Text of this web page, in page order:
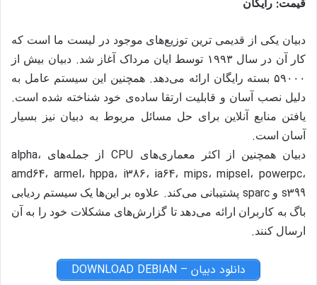
قیمت: رایگان
دبیان یکی از قدیمی ترین توزیع‌های موجود در لیست ما است که
کار آن در سال۱۹۹۳ توسط ایان مرداک آغاز شد.دبیان بیش از
۵۹۰۰۰بسته رایگان ارائه می‌دهد.همچنین این سیستم عامل به
دلیل نصب آسان و قابلیت ارتقا ساده‌ی خود شناخته شده است.
یافتن منابع آنلاین برای حل مسائل مربوط به دبیان نیز بسیار
آسان است.
دبیان همچنین از اکثر معماری‌های CPU از جمله‌های alpha،
amd64، armel، hppa، i386، ia64، mips،mipsel،powerpc،
s399 وsparc پشتیبانی می‌کند. علاوه بر این‌ها یک سیستم ردیابی
باگ به کاربران ارائه می‌دهد تا گزارش‌های مشکلات خود را به آن
ارسال کنند.
دانلود دبیان – DOWNLOAD DEBIAN